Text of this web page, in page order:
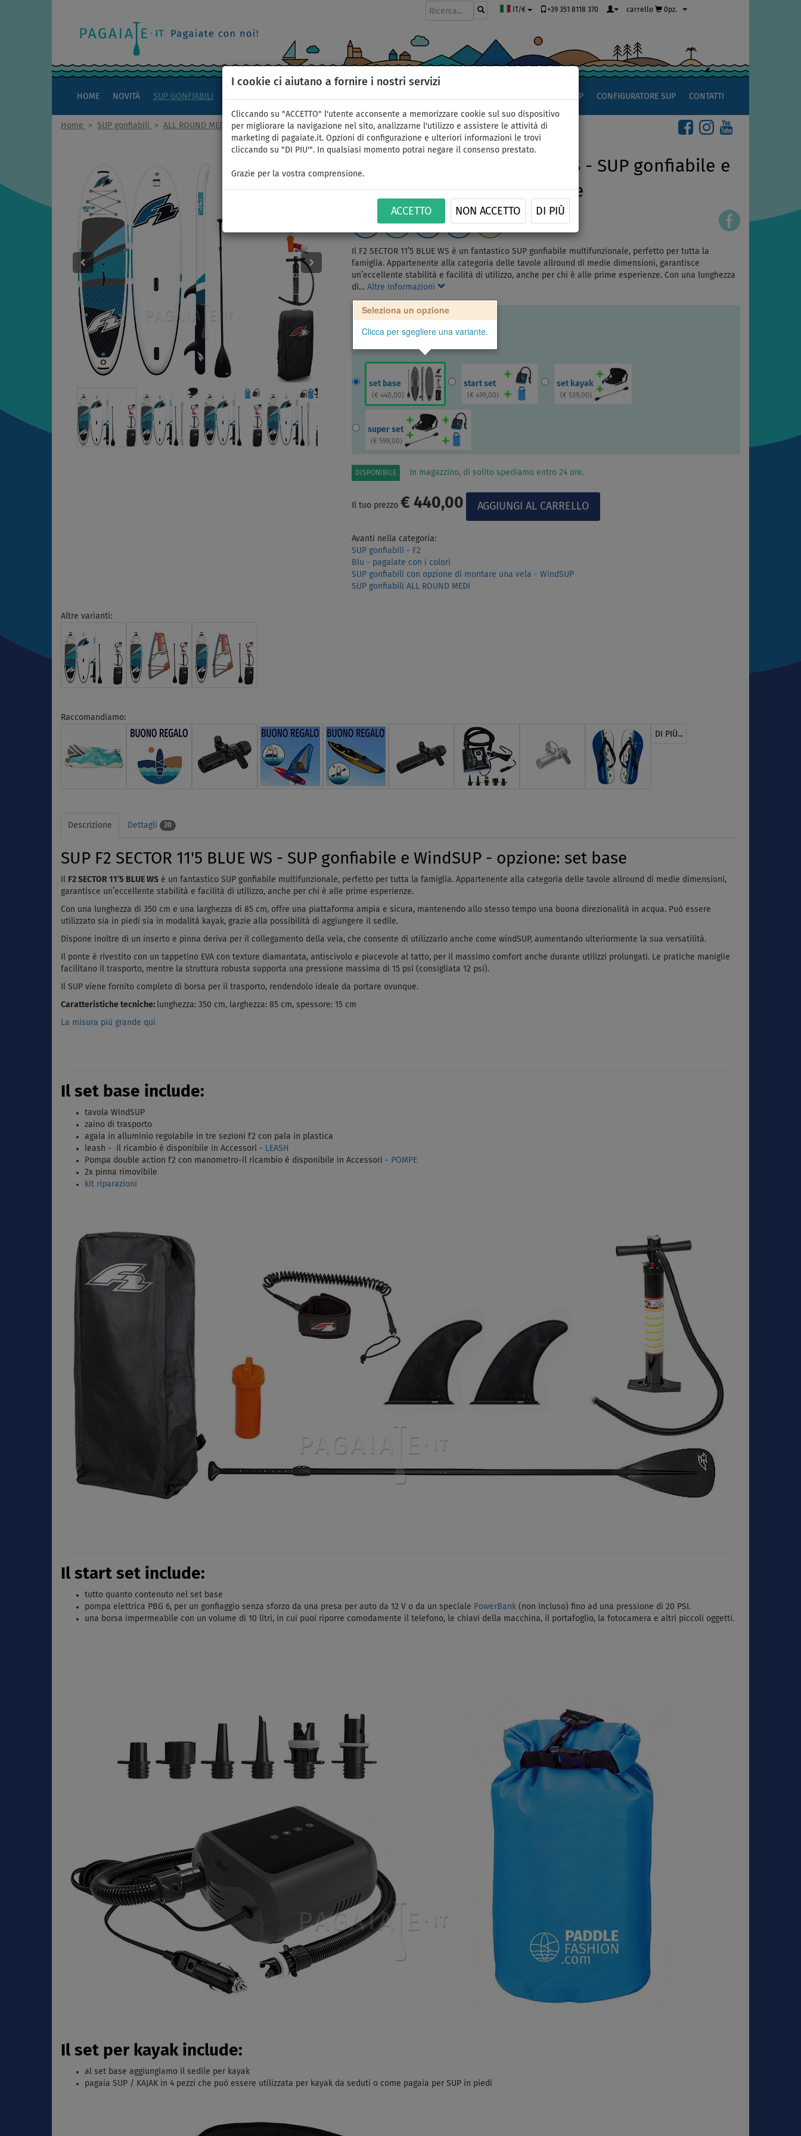
I cookie ci aiutano a fornire i nostri servizi
Cliccando su "ACCETTO" l'utente acconsente a memorizzare cookie sul suo dispositivo
per migliorare la navigazione nel sito, analizzarne l'utilizzo e assistere le attività di
marketing di pagaiate.it. Opzioni di configurazione e ulteriori informazioni le trovi
cliccando su "DI PIU'". In qualsiasi momento potrai negare il consenso prestato.
Grazie per la vostra comprensione.
ACCETTO NON ACCETTO DI PIÙ
IT/€ +39 351 8118 370 carrello 0pz.
HOME NOVITÀ SUP GONFIABILI APPROCCIO AL SUP CONFIGURATORE SUP CONTATTI
Home > SUP gonfiabili > ALL ROUND MEDI
SUP F2 SECTOR 11'5 BLUE WS - SUP gonfiabile e
WindSUP - opzione: set base
Il F2 SECTOR 11’5 BLUE WS è un fantastico SUP gonfiabile multifunzionale, perfetto per tutta la
famiglia. Appartenente alla categoria delle tavole allround di medie dimensioni, garantisce
un’eccellente stabilità e facilità di utilizzo, anche per chi è alle prime esperienze. Con una lunghezza
di… Altre informazioni
Seleziona un opzione
Clicca per sgegliere una variante.
set base
(€ 440,00)
start set
(€ 499,00)
set kayak
(€ 539,00)
super set
(€ 599,00)
DISPONIBILE In magazzino, di solito spediamo entro 24 ore.
Il tuo prezzo € 440,00
Avanti nella categoria:
SUP gonfiabili - F2
Blu - pagaiate con i colori
SUP gonfiabili con opzione di montare una vela - WindSUP
SUP gonfiabili ALL ROUND MEDI
Altre varianti:
Raccomandiamo:
DI PIÙ...
Descrizione Dettagli 20
SUP F2 SECTOR 11'5 BLUE WS - SUP gonfiabile e WindSUP - opzione: set base
F2 SECTOR 11’5 BLUE WS è un fantastico SUP gonfiabile multifunzionale, perfetto per tutta la famiglia. Appartenente alla categoria delle tavole allround di medie dimensioni,
garantisce un’eccellente stabilità e facilità di utilizzo, anche per chi è alle prime esperienze.
Con una lunghezza di 350 cm e una larghezza di 85 cm, offre una piattaforma ampia e sicura, mantenendo allo stesso tempo una buona direzionalità in acqua. Può essere
utilizzato sia in piedi sia in modalità kayak, grazie alla possibilità di aggiungere il sedile.
Dispone inoltre di un inserto e pinna deriva per il collegamento della vela, che consente di utilizzarlo anche come windSUP, aumentando ulteriormente la sua versatilità.
Il ponte è rivestito con un tappetino EVA con texture diamantata, antiscivolo e piacevole al tatto, per il massimo comfort anche durante utilizzi prolungati. Le pratiche maniglie
facilitano il trasporto, mentre la struttura robusta supporta una pressione massima di 15 psi (consigliata 12 psi).
Il SUP viene fornito completo di borsa per il trasporto, rendendolo ideale da portare ovunque.
Caratteristiche tecniche: lunghezza: 350 cm, larghezza: 85 cm, spessore: 15 cm
La misura più grande qui
Il set base include:
tavola WindSUP
zaino di trasporto
agaia in alluminio regolabile in tre sezioni f2 con pala in plastica
leash -
il ricambio è disponibile in Accessori -
LEASH
Pompa double action f2 con manometro-il ricambio è disponibile in Accessori - POMPE
2x pinna rimovibile
kit riparazioni
Il start set include:
tutto quanto contenuto nel set base
pompa elettrica PBG 6, per un gonfiaggio senza sforzo da una presa per auto da 12 V o da un speciale PowerBank (non incluso) fino ad una pressione di 20 PSI.
una borsa impermeabile con un volume di 10 litri, in cui puoi riporre comodamente il telefono, le chiavi della macchina, il portafoglio, la fotocamera e altri piccoli oggetti.
Il set per kayak include:
al set base aggiungiamo il sedile per kayak
pagaia SUP / KAJAK in 4 pezzi che può essere utilizzata per kayak da seduti o come pagaia per SUP in piedi